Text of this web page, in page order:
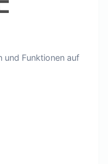
und Funktionen auf